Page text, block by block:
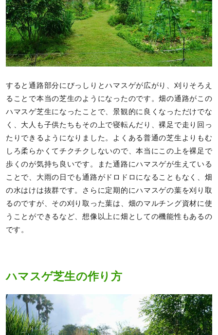
すると通路部分にびっしりとハマスゲが広がり、刈りそろえ
ることで本当の芝生のようになったのです。畑の通路がこの
ハマスゲ芝生になったことで、景観的に良くなっただけでな
く、大人も子供たちもその上で寝転んだり、裸足で走り回っ
たりできるようになりました。よくある普通の芝生よりもむ
しろ柔らかくてチクチクしないので、本当にこの上を裸足で
歩くのが気持ち良いです。また通路にハマスゲが生えている
ことで、大雨の日でも通路がドロドロになることもなく、畑
の水はけは抜群です。さらに定期的にハマスゲの葉を刈り取
るのですが、その刈り取った葉は、畑のマルチング資材に使
うことができるなど、想像以上に畑としての機能性もあるの
です。
ハマスゲ芝生の作り方